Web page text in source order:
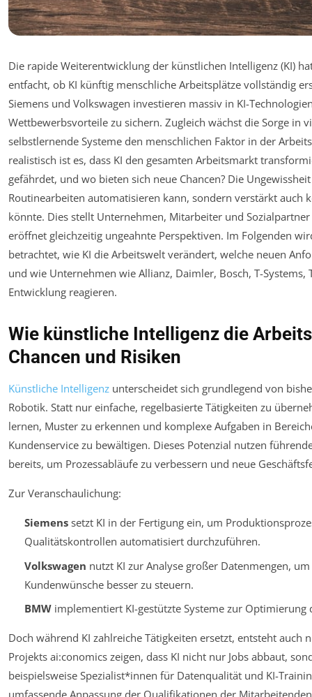
Die rapide Weiterentwicklung der künstlichen Intelligenz (KI)
entfacht, ob KI künftig menschliche Arbeitsplätze vollständig
Siemens und Volkswagen investieren massiv in KI-
Wettbewerbsvorteile zu sichern. Zugleich wächst die Sorge in
selbstlernende Systeme den menschlichen Faktor in der
realistisch ist es, dass KI den gesamten Arbeitsmarkt
gefährdet, und wo bieten sich neue Chancen? Die
Routinearbeiten automatisieren kann, sondern verstärkt auch
könnte. Dies stellt Unternehmen, Mitarbeiter und
eröffnet gleichzeitig ungeahnte Perspektiven. Im Folgenden
betrachtet, wie KI die Arbeitswelt verändert, welche neuen
und wie Unternehmen wie Allianz, Daimler, Bosch, T-
Entwicklung reagieren.
Wie künstliche Intelligenz die
Chancen und Risiken
Künstliche Intelligenz unterscheidet sich grundlegend von
Robotik. Statt nur einfache, regelbasierte Tätigkeiten zu
lernen, Muster zu erkennen und komplexe Aufgaben in
Kundenservice zu bewältigen. Dieses Potenzial nutzen
bereits, um Prozessabläufe zu verbessern und neue
Zur Veranschaulichung:
Siemenssetzt KI in der Fertigung ein, um
Qualitätskontrollen automatisiert durchzuführen.
Volkswagen nutzt KI zur Analyse großer Datenmengen,
Kundenwünsche besser zu steuern.
BMWimplementiert KI-gestützte Systeme zur Optimierung
Doch während KI zahlreiche Tätigkeiten ersetzt, entsteht auch
Projekts ai:conomics zeigen, dass KI nicht nur Jobs abbaut,
beispielsweise Spezialist*innen für Datenqualität und KI-